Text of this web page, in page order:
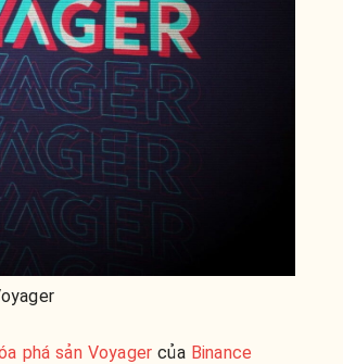
phá sản Voyagercủa Binance